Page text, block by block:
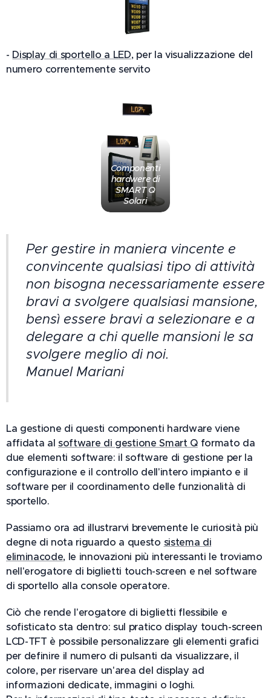
- Display di sportello a LED, per la visualizzazione del
numero correntemente servito
Componenti
hardwere di
SMART Q
Solari
Per gestire in maniera vincente e
convincente qualsiasi tipo di attività
non bisogna necessariamente essere
bravi a svolgere qualsiasi mansione,
bensì essere bravi a selezionare e a
delegare a chi quelle mansioni le sa
svolgere meglio di noi.
Manuel Mariani
La gestione di questi componenti hardware viene
affidata alsoftware di gestione Smart Qformato da
due elementi software: il software di gestione per la
configurazione e il controllo dell'intero impianto e il
software per il coordinamento delle funzionalità di
sportello.
Passiamo ora ad illustrarvi brevemente le curiosità più
degne di nota riguardo a questo sistema di
eliminacode, le innovazioni più interessanti le troviamo
nell'erogatore di biglietti touch-screen e nel software
di sportello alla console operatore.
Ciò che rende l'erogatore di biglietti flessibile e
sofisticato sta dentro: sul pratico display touch-screen
LCD-TFT è possibile personalizzare gli elementi grafici
per definire il numero di pulsanti da visualizzare, il
colore, per riservare un'area del display ad
informazioni dedicate, immagini o loghi.